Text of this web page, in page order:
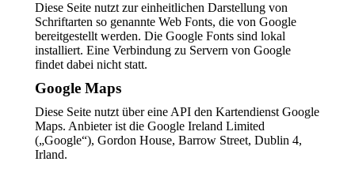
Diese Seite nutzt zur einheitlichen Darstellung von
Schriftarten so genannte Web Fonts, die von Google
bereitgestellt werden. Die Google Fonts sind lokal
installiert. Eine Verbindung zu Servern von Google
findet dabei nicht statt.
Google Maps
Diese Seite nutzt über eine API den Kartendienst Google
Maps. Anbieter ist die Google Ireland Limited
(„Google“), Gordon House, Barrow Street, Dublin 4,
Irland.